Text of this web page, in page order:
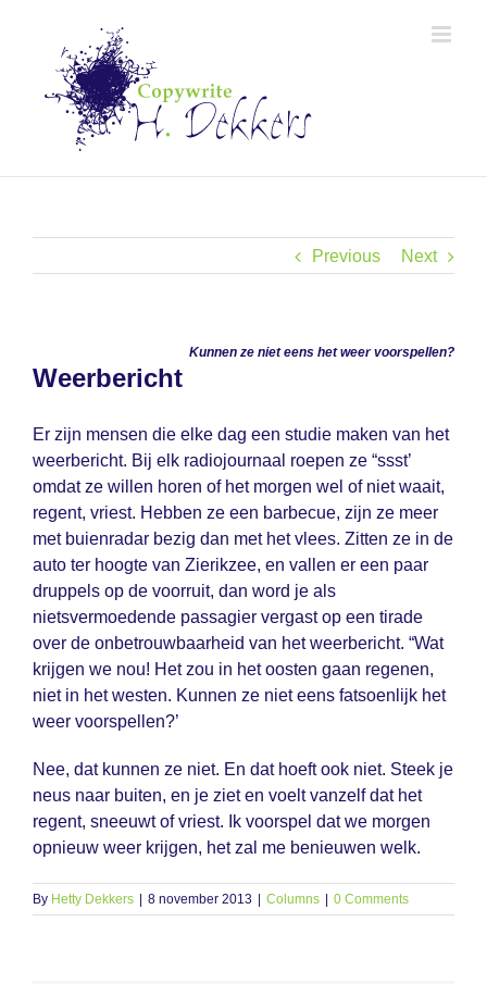
Previous Next
Kunnen ze niet eens het weer voorspellen?
Weerbericht
Er zijn mensen die elke dag een studie maken van het
weerbericht. Bij elk radiojournaal roepen ze “ssst’
omdat ze willen horen of het morgen wel of niet waait,
regent, vriest. Hebben ze een barbecue, zijn ze meer
met buienradar bezig dan met het vlees. Zitten ze in de
auto ter hoogte van Zierikzee, en vallen er een paar
druppels op de voorruit, dan word je als
nietsvermoedende passagier vergast op een tirade
over de onbetrouwbaarheid van het weerbericht. “Wat
krijgen we nou! Het zou in het oosten gaan regenen,
niet in het westen. Kunnen ze niet eens fatsoenlijk het
weer voorspellen?’
Nee, dat kunnen ze niet. En dat hoeft ook niet. Steek je
neus naar buiten, en je ziet en voelt vanzelf dat het
regent, sneeuwt of vriest. Ik voorspel dat we morgen
opnieuw weer krijgen, het zal me benieuwen welk.
By Hetty Dekkers 8 november 2013 Columns 0 Comments